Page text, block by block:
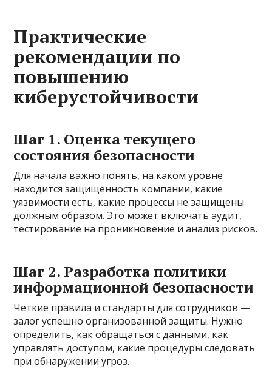
Практические
рекомендации по
повышению
киберустойчивости
Шаг 1. Оценка текущего
состояния безопасности
Для начала важно понять, на каком уровне
находится защищенность компании, какие
уязвимости есть, какие процессы не защищены
должным образом. Это может включать аудит,
тестирование на проникновение и анализ рисков.
Шаг 2. Разработка политики
информационной безопасности
Четкие правила и стандарты для сотрудников —
залог успешно организованной защиты. Нужно
определить, как обращаться с данными, как
управлять доступом, какие процедуры следовать
при обнаружении угроз.